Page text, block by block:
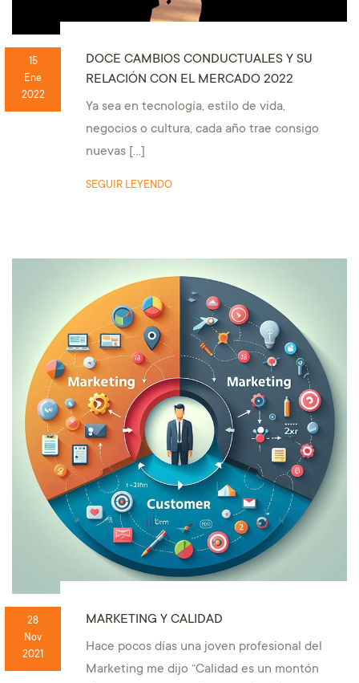
15
Ene
2022
DOCE CAMBIOS CONDUCTUALES Y SU
RELACIÓN CON EL MERCADO 2022
Ya sea en tecnología, estilo de vida,
negocios o cultura, cada año trae consigo
nuevas […]
SEGUIR LEYENDO
28
Nov
2021
MARKETING Y CALIDAD
Hace pocos días una joven profesional del
Marketing me dijo “Calidad es un montón